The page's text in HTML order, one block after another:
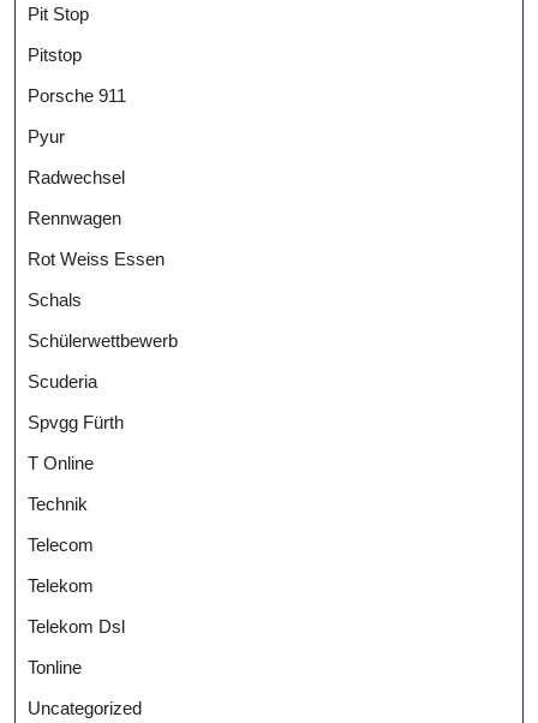
Pit Stop
Pitstop
Porsche 911
Pyur
Radwechsel
Rennwagen
Rot Weiss Essen
Schals
Schülerwettbewerb
Scuderia
Spvgg Fürth
T Online
Technik
Telecom
Telekom
Telekom Dsl
Tonline
Uncategorized